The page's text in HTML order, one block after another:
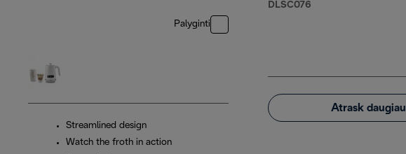
Palyginti
Streamlined design
Watch the froth in action
DLSC076
Atrask daugiau